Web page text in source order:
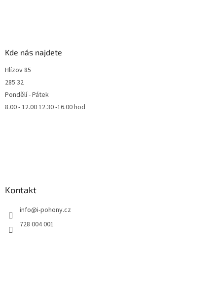
Kde nás najdete
Hlízov 85
285 32
Pondělí - Pátek
8.00 - 12.00 12.30 -16.00 hod
Kontakt
info@i-pohony.cz
728 004 001